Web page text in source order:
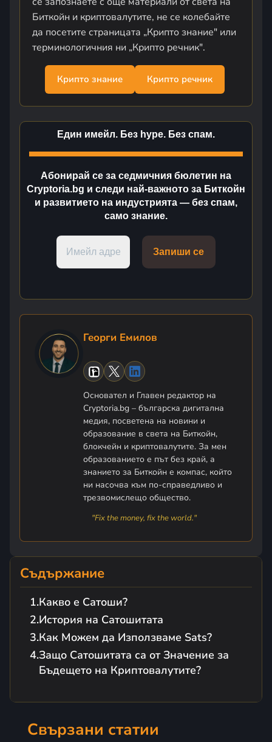
Биткойн и криптовалутите, не се колебайте
да посетите страницата „Крипто знание" или
терминологичния ни „Крипто речник".
Крипто знание Крипто речник
Един имейл. Без hype. Без спам.
Абонирай се за седмичния бюлетин на
Cryptoria.bg и следи най-важното за Биткойн
и развитието на индустрията — без спам,
само знание.
Георги Емилов
Основател и Главен редактор на
Cryptoria.bg – българска дигитална
медия, посветена на новини и
образование в света на Биткойн,
блокчейн и криптовалутите. За мен
образованието е път без край, а
знанието за Биткойн е компас, който
ни насочва към по-справедливо и
трезвомислещо общество.
"Fix the money, fix the world."
Съдържание
Какво е Сатоши?
История на Сатошитата
Как Можем да Използваме Sats?
Защо Сатошитата са от Значение за
Бъдещето на Криптовалутите?
Свързани статии